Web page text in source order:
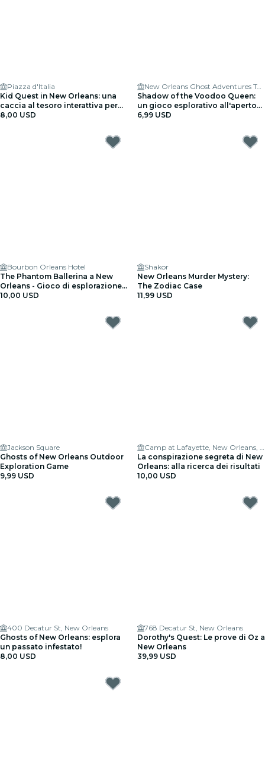
Piazza d'Italia
Kid Quest in New Orleans: una
caccia al tesoro interattiva per
famiglie (da 4 a 8 anni)
8,00 USD
New Orleans Ghost Adventures Tours
Shadow of the Voodoo Queen:
un gioco esplorativo all'aperto
New Orleans
6,99 USD
Bourbon Orleans Hotel
The Phantom Ballerina a New
Orleans - Gioco di esplorazione
all'aperto
10,00 USD
Shakor
New Orleans Murder Mystery:
The Zodiac Case
11,99 USD
Jackson Square
Ghosts of New Orleans Outdoor
Exploration Game
9,99 USD
Camp at Lafayette, New Orleans, LA 70130
La conspirazione segreta di New
Orleans: alla ricerca dei risultati
10,00 USD
400 Decatur St, New Orleans
Ghosts of New Orleans: esplora
un passato infestato!
8,00 USD
768 Decatur St, New Orleans
Dorothy's Quest: Le prove di Oz a
New Orleans
39,99 USD